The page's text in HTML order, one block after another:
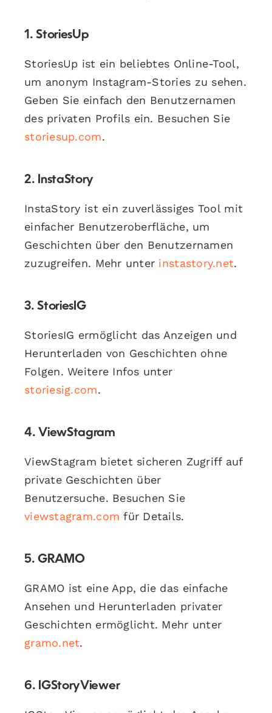
1.StoriesUp
StoriesUp ist ein beliebtes Online-Tool,
um anonym Instagram-Stories zu sehen.
Geben Sie einfach den Benutzernamen
des privaten Profils ein. Besuchen Sie
storiesup.com.
2. InstaStory
InstaStory ist ein zuverlässiges Tool mit
einfacher Benutzeroberfläche, um
Geschichten über den Benutzernamen
zuzugreifen. Mehr unter instastory.net.
3.StoriesIG
StoriesIG ermöglicht das Anzeigen und
Herunterladen von Geschichten ohne
Folgen. Weitere Infos unter
storiesig.com.
4. ViewStagram
ViewStagram bietet sicheren Zugriff auf
private Geschichten über
Benutzersuche. Besuchen Sie
viewstagram.com für Details.
5.GRAMO
GRAMO ist eine App, die das einfache
Ansehen und Herunterladen privater
Geschichten ermöglicht. Mehr unter
gramo.net.
6. IGStoryViewer